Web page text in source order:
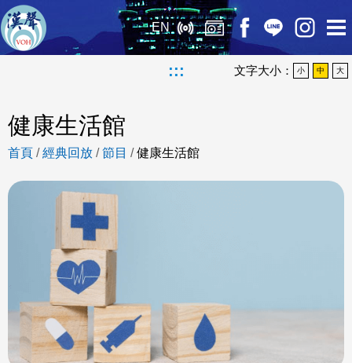
EN
::: 文字大小： 小 中 大
健康生活館
首頁 /經典回放 /節目 /健康生活館